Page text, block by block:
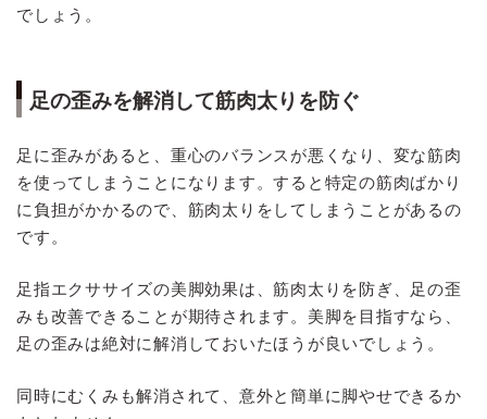
でしょう。
足の歪みを解消して筋肉太りを防ぐ
足に歪みがあると、重心のバランスが悪くなり、変な筋肉
を使ってしまうことになります。すると特定の筋肉ばかり
に負担がかかるので、筋肉太りをしてしまうことがあるの
です。
足指エクササイズの美脚効果は、筋肉太りを防ぎ、足の歪
みも改善できることが期待されます。美脚を目指すなら、
足の歪みは絶対に解消しておいたほうが良いでしょう。
同時にむくみも解消されて、意外と簡単に脚やせできるか